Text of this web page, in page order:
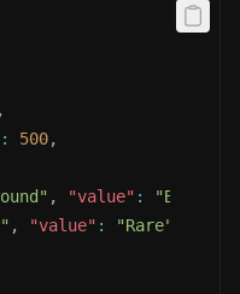
,
: 500,
, "value" : "Blue"
, "value" : "Rare"